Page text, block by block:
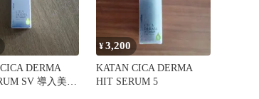
DERMA
SV 導入美容
¥3,200
KATAN CICA DERMA
HIT SERUM 5